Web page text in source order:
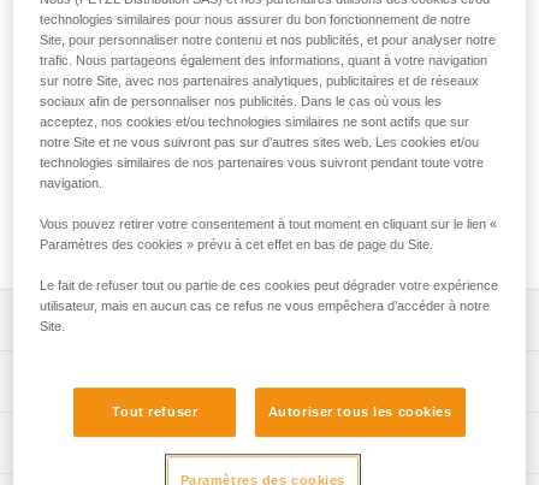
utiliser, elle permet de relier le dispositif de connexion mobile
au harnais et elle peut être ajustée à la taille de l'utilisateur.
Ses extrémités sont équipées d'une gaine plastique
permettant de protéger les coutures de l'abrasion. Le
service Petzl Custom permet de personnaliser la longe en
choisissant la version, simple ou double, la couleur et la
longueur. Il offre la possibilité de choisir le type de
terminaisons et le type de connexions au harnais. Des
poulies TRAC et des connecteurs peuvent être pré-installés
pour une solution prête à l'emploi.
Descriptif
parcours acrobatiques en hauteur :
- permet de relier le dispositif de connexion mobile au
harnais,
Matière(s): polyester, polyuréthane thermoplastique (TPU)
Informations techniques
technologies similaires pour nous assurer du bon fonctionnement de notre
Site, pour personnaliser notre contenu et nos publicités, et pour analyser notre
trafic. Nous partageons également des informations, quant à votre navigation
sur notre Site, avec nos partenaires analytiques, publicitaires et de réseaux
sociaux afin de personnaliser nos publicités. Dans le cas où vous les
acceptez, nos cookies et/ou technologies similaires ne sont actifs que sur
notre Site et ne vous suivront pas sur d’autres sites web. Les cookies et/ou
technologies similaires de nos partenaires vous suivront pendant toute votre
navigation.
Vous pouvez retirer votre consentement à tout moment en cliquant sur le lien «
Paramètres des cookies » prévu à cet effet en bas de page du Site.
Le fait de refuser tout ou partie de ces cookies peut dégrader votre expérience
utilisateur, mais en aucun cas ce refus ne vous empêchera d’accéder à notre
Site.
Tout refuser Autoriser tous les cookies
Paramètres des cookies